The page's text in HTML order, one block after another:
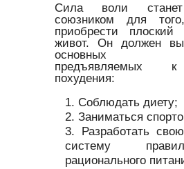
Сила воли
союзником для
приобрести
живот. Он должен
основных
предъявляемых
похудения:
Соблюдать диету;
Заниматься
Разработать
систему
рационального